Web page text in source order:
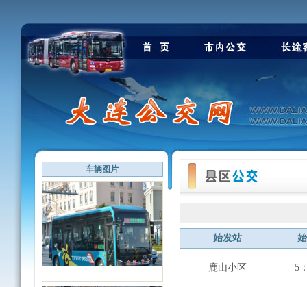
车辆图片
始发站
鹿山小区 5